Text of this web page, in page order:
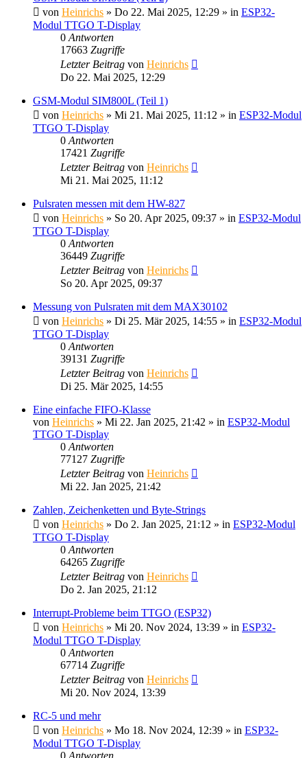
von Heinrichs » Do 22. Mai 2025, 12:29 » in ESP32-
Modul TTGO T-Display
0 Antworten
17663 Zugriffe
Letzter Beitrag von Heinrichs
Do 22. Mai 2025, 12:29
GSM-Modul SIM800L (Teil 1)
von Heinrichs » Mi 21. Mai 2025, 11:12 » in ESP32-Modul
TTGO T-Display
0 Antworten
17421 Zugriffe
Letzter Beitrag von Heinrichs
Mi 21. Mai 2025, 11:12
Pulsraten messen mit dem HW-827
von Heinrichs » So 20. Apr 2025, 09:37 » in ESP32-Modul
TTGO T-Display
0 Antworten
36449 Zugriffe
Letzter Beitrag von Heinrichs
So 20. Apr 2025, 09:37
Messung von Pulsraten mit dem MAX30102
von Heinrichs » Di 25. Mär 2025, 14:55 » in ESP32-Modul
TTGO T-Display
0 Antworten
39131 Zugriffe
Letzter Beitrag von Heinrichs
Di 25. Mär 2025, 14:55
Eine einfache FIFO-Klasse
von Heinrichs » Mi 22. Jan 2025, 21:42 » in ESP32-Modul
TTGO T-Display
0 Antworten
77127 Zugriffe
Letzter Beitrag von Heinrichs
Mi 22. Jan 2025, 21:42
Zahlen, Zeichenketten und Byte-Strings
von Heinrichs » Do 2. Jan 2025, 21:12 » in ESP32-Modul
TTGO T-Display
0 Antworten
64265 Zugriffe
Letzter Beitrag von Heinrichs
Do 2. Jan 2025, 21:12
Interrupt-Probleme beim TTGO (ESP32)
von Heinrichs » Mi 20. Nov 2024, 13:39 » in ESP32-
Modul TTGO T-Display
0 Antworten
67714 Zugriffe
Letzter Beitrag von Heinrichs
Mi 20. Nov 2024, 13:39
RC-5 und mehr
von Heinrichs » Mo 18. Nov 2024, 12:39 » in ESP32-
Modul TTGO T-Display
0 Antworten